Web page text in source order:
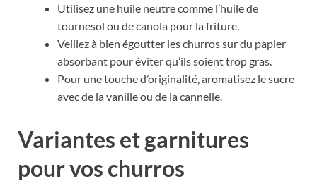
Utilisez une huile neutre comme l’huile de
tournesol ou de canola pour la friture.
Veillez à bien égoutter les churros sur du papier
absorbant pour éviter qu’ils soient trop gras.
Pour une touche d’originalité, aromatisez le sucre
avec de la vanille ou de la cannelle.
Variantes et garnitures
pour vos churros